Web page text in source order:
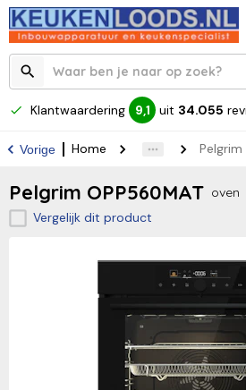
Klantwaardering 9,1 uit 34.055
Vorige Home Pelgrim
Pelgrim OPP560MAT oven
Vergelijk dit product